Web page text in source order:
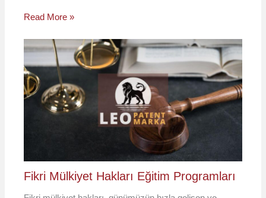
Read More »
Fikri Mülkiyet Hakları Eğitim Programları